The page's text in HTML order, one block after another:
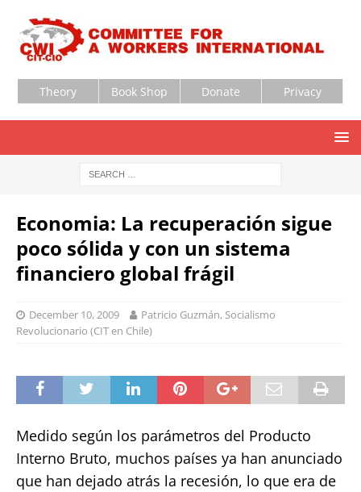
Theory Book Shop Donate Privacy
Economia: La recuperación sigue
poco sólida y con un sistema
financiero global frágil
December 10, 2009
Patricio Guzmán, Socialismo
Revolucionario (CIT en Chile)
Medido según los parámetros del Producto
Interno Bruto, muchos países ya han anunciado
que han dejado atrás la recesión, lo que era de